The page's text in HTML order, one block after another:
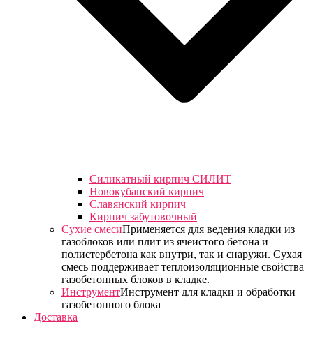
Силикатный кирпич СИЛИТ
Новокубанский кирпич
Славянский кирпич
Кирпич забутовочный
Сухие смесиПрименяется для ведения кладки из
газоблоков или плит из ячеистого бетона и
полистербетона как внутри, так и снаружи. Сухая
смесь поддерживает теплоизоляционные свойства
газобетонных блоков в кладке.
ИнструментИнструмент для кладки и обработки
газобетонного блока
Доставка